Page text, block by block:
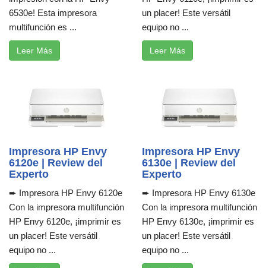
6530e! Esta impresora
multifunción es ...
Leer Más
un placer! Este versátil
equipo no ...
Leer Más
Impresora HP Envy
6120e | Review del
Experto
➨ Impresora HP Envy 6120e
Con la impresora multifunción
HP Envy 6120e, ¡imprimir es
un placer! Este versátil
equipo no ...
Impresora HP Envy
6130e | Review del
Experto
➨ Impresora HP Envy 6130e
Con la impresora multifunción
HP Envy 6130e, ¡imprimir es
un placer! Este versátil
equipo no ...